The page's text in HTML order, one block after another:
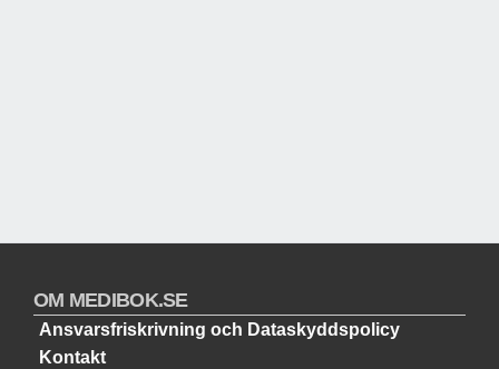
OM MEDIBOK.SE
Ansvarsfriskrivning och Dataskyddspolicy
Kontakt